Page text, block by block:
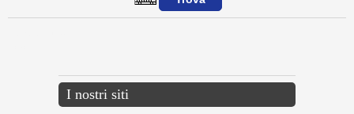
I nostri siti